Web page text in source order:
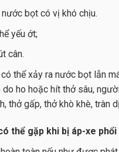
bọt có vị khó chịu.
yếu ớt;
cân.
thể xảy ra nước bọt lẫn
do ho hoặc hít thở sâu,
thở gấp, thở khò khè, tràn
thể gặp khi bị áp-xe phổi